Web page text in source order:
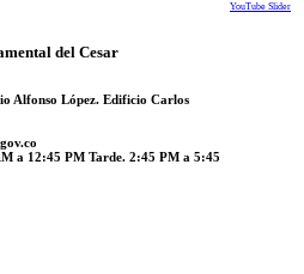
YouTube Slider
del Cesar
Alfonso López. Edificio Carlos
a 12:45 PM Tarde. 2:45 PM a 5:45